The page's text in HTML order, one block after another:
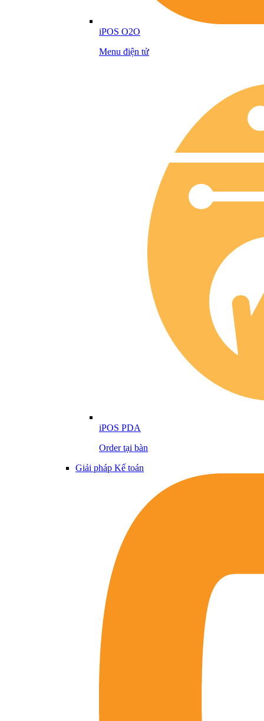
iPOS O2O
Menu điện tử
iPOS PDA
Order tại bàn
Giải pháp Kế toán